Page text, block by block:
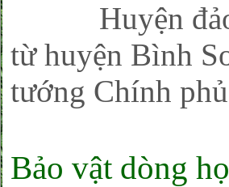
Huyện đảo
từ huyện Bình
tướng Chính
Bảo vật dòng